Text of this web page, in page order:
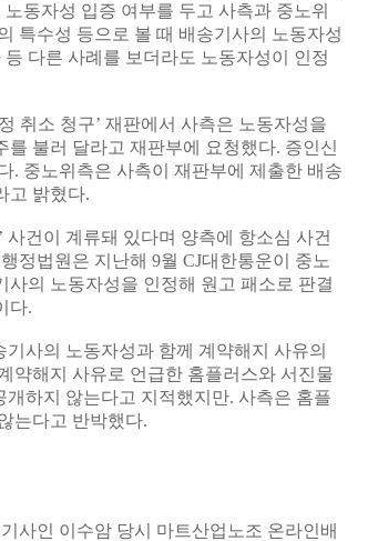
동자성 입증 여부를 두고 사측과 중노위
특수성 등으로 볼 때 배송기사의 노동자성
다른 사례를 보더라도 노동자성이 인정
취소 청구’ 재판에서 사측은 노동자성을
불러 달라고 재판부에 요청했다. 증인신
. 중노위측은 사측이 재판부에 제출한 배송
고 밝혔다.
건이 계류돼 있다며 양측에 항소심 사건
정법원은 지난해 9월 CJ대한통운이 중노
의 노동자성을 인정해 원고 패소로 판결
다.
사의 노동자성과 함께 계약해지 사유의
약해지 사유로 언급한 홈플러스와 서진물
개하지 않는다고 지적했지만. 사측은 홈플
는다고 반박했다.
사인 이수암 당시 마트산업노조 온라인배